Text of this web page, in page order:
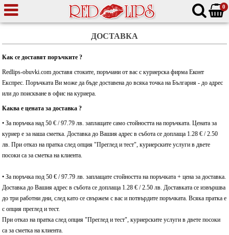
0
ДОСТАВКА
Как се доставят поръчките ?
Redlips-obuvki.com доставя стоките, поръчани от вас с куриерска фирма Еконт
Експрес. Поръчката Ви може да бъде доставена до всяка точка на България - до адрес
или до поискване в офис на куриера.
Каква е цената за доставка ?
• За поръчка над 50 € / 97.79 лв. заплащате само стойността на поръчката. Цената за
куриер е за наша сметка. Доставка до Вашия адрес в събота се доплаща 1.28 € / 2.50
лв. При отказ на пратка след опция "Преглед и тест", куриерските услуги в двете
посоки са за сметка на клиента.
• За поръчка под 50 € / 97.79 лв. заплащате стойността на поръчката + цена за доставка.
Доставка до Вашия адрес в събота се доплаща 1.28 € / 2.50 лв. Доставката се извършва
до три работни дни, след като се свържем с вас и потвърдите поръчката. Всяка пратка е
с опция преглед и тест.
При отказ на пратка след опция "Преглед и тест", куриерските услуги в двете посоки
са за сметка на клиента.